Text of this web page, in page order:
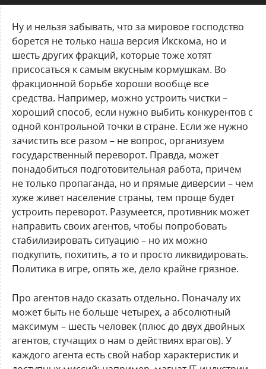
Ну и нельзя забывать, что за мировое господство
борется не только наша версия Икскома, но и
шесть других фракций, которые тоже хотят
присосаться к самым вкусным кормушкам. Во
фракционной борьбе хороши вообще все
средства. Например, можно устроить чистки –
хороший способ, если нужно выбить конкурентов с
одной контрольной точки в стране. Если же нужно
зачистить все разом – не вопрос, организуем
государственный переворот. Правда, может
понадобиться подготовительная работа, причем
не только пропаганда, но и прямые диверсии – чем
хуже живет население страны, тем проще будет
устроить переворот. Разумеется, противник может
направить своих агентов, чтобы попробовать
стабилизировать ситуацию – но их можно
подкупить, похитить, а то и просто ликвидировать.
Политика в игре, опять же, дело крайне грязное.
Про агентов надо сказать отдельно. Поначалу их
может быть не больше четырех, а абсолютный
максимум – шесть человек (плюс до двух двойных
агентов, стучащих о нам о действиях врагов). У
каждого агента есть свой набор характеристик и